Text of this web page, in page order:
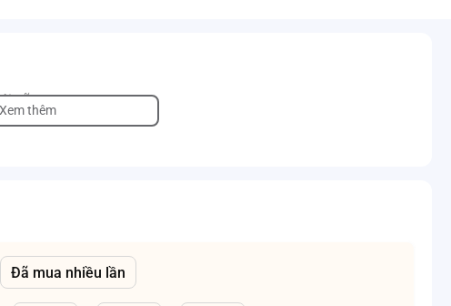
sữa mẹ
Xem thêm
Đã mua nhiều lần